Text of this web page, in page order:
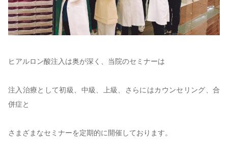
ヒアルロン酸注入は奥が深く、当院のセミナーは
注入治療として初級、中級、上級、さらにはカウンセリング、合
併症と
さまざまなセミナーを定期的に開催しております。